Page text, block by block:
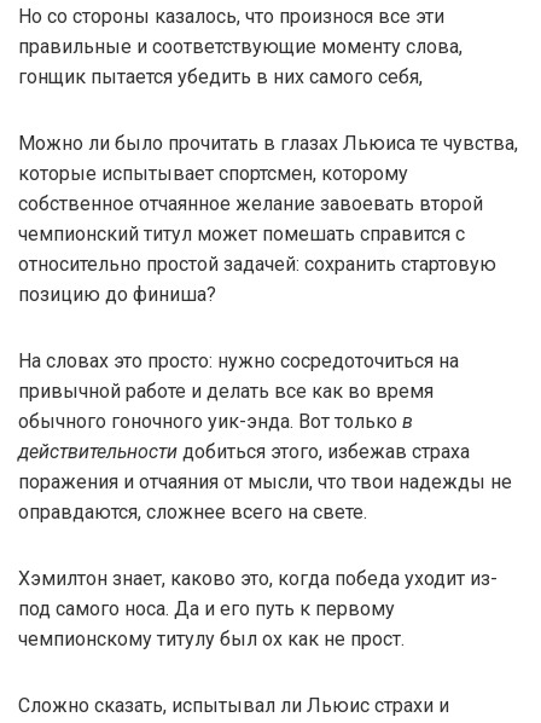
Но со стороны казалось, что произнося все эти
правильные и соответствующие моменту слова,
гонщик пытается убедить в них самого себя,
Можно ли было прочитать в глазах Льюиса те чувства,
которые испытывает спортсмен, которому
собственное отчаянное желание завоевать второй
чемпионский титул может помешать справится с
относительно простой задачей: сохранить стартовую
позицию до финиша?
На словах это просто: нужно сосредоточиться на
привычной работе и делать все как во время
обычного гоночного уик-энда. Вот только в
действительности добиться этого, избежав страха
поражения и отчаяния от мысли, что твои надежды не
оправдаются, сложнее всего на свете.
Хэмилтон знает, каково это, когда победа уходит из-
под самого носа. Да и его путь к первому
чемпионскому титулу был ох как не прост.
Сложно сказать, испытывал ли Льюис страхи и